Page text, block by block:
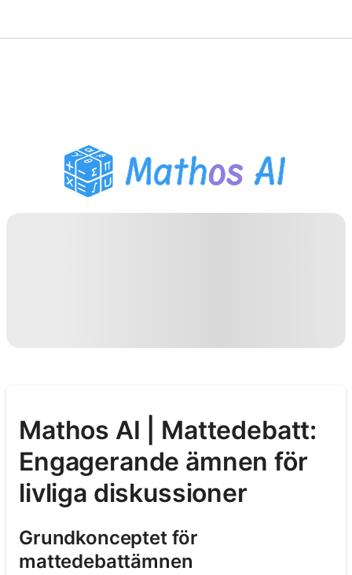
PDF Läxhjälp
Studieverktyg
Mathos AI | Mattedebatt:
Engagerande ämnen för
livliga diskussioner
Grundkonceptet för
mattedebattämnen